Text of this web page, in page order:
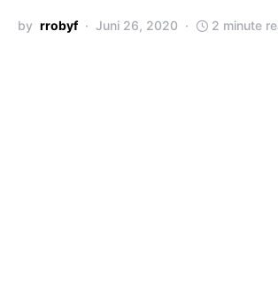
by rrobyf Juni 26, 2020 2 minute